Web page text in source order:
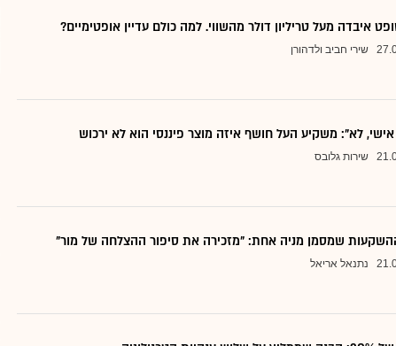
איבדה מעל טריליון דולר מהשווי. למה כולם עדיין אופטימיים?
שירי חביב ולדהורן
אישי, לא": משקיע העל חושף איזה מוצר פיננסי הוא לא ירכוש
שירות גלובס
שמסמן מניה אחת: "מזכירה את סיפור ההצלחה של מור"
נתנאל אריאל